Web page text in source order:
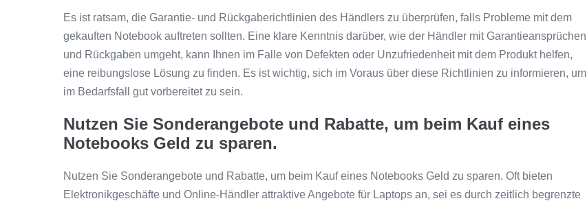
Es ist ratsam, die Garantie- und Rückgaberichtlinien des Händlers zu überprüfen, falls Probleme mit dem
gekauften Notebook auftreten sollten. Eine klare Kenntnis darüber, wie der Händler mit Garantieansprüchen
und Rückgaben umgeht, kann Ihnen im Falle von Defekten oder Unzufriedenheit mit dem Produkt helfen,
eine reibungslose Lösung zu finden. Es ist wichtig, sich im Voraus über diese Richtlinien zu informieren, um
im Bedarfsfall gut vorbereitet zu sein.
Nutzen Sie Sonderangebote und Rabatte, um beim Kauf eines
Notebooks Geld zu sparen.
Nutzen Sie Sonderangebote und Rabatte, um beim Kauf eines Notebooks Geld zu sparen. Oft bieten
Elektronikgeschäfte und Online-Händler attraktive Angebote für Laptops an, sei es durch zeitlich begrenzte